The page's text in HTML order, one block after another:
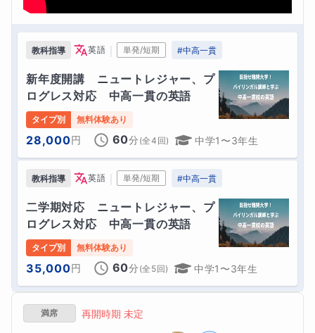
教科指導 英語 単発/短期 #中高一貫
新年度開講　ニュートレジャー、プ
ログレス対応　中高一貫の英語
タイプ別 無料体験あり
28,000円 60分 (全4 回) 中学1〜3年生
教科指導 英語 単発/短期 #中高一貫
二学期対応　ニュートレジャー、プ
ログレス対応　中高一貫の英語
タイプ別 無料体験あり
35,000円 60分 (全 5回) 中学1〜3年生
満席 再開時期 未定